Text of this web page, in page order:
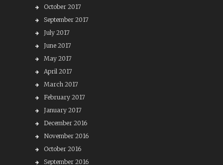
October 2017
September 2017
July 2017
June 2017
May 2017
April 2017
March 2017
February 2017
January 2017
December 2016
November 2016
October 2016
September 2016